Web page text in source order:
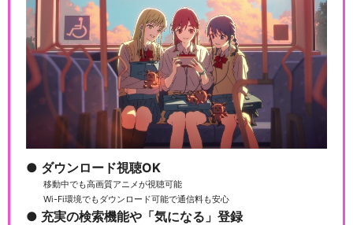
ダウンロード視聴OK
移動中でも高画質アニメが視聴可能
Wi-Fi環境でもダウンロード可能で通信料も安心
充実の検索機能や「気になる」登録